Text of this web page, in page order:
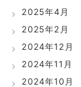
2025年4月
2025年2月
2024年12月
2024年11月
2024年10月